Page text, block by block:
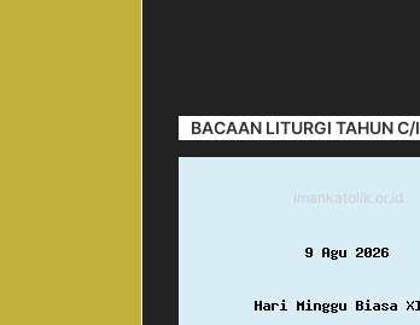
BACAAN LITURGI TAHUN C/I
imankatolik.or.id